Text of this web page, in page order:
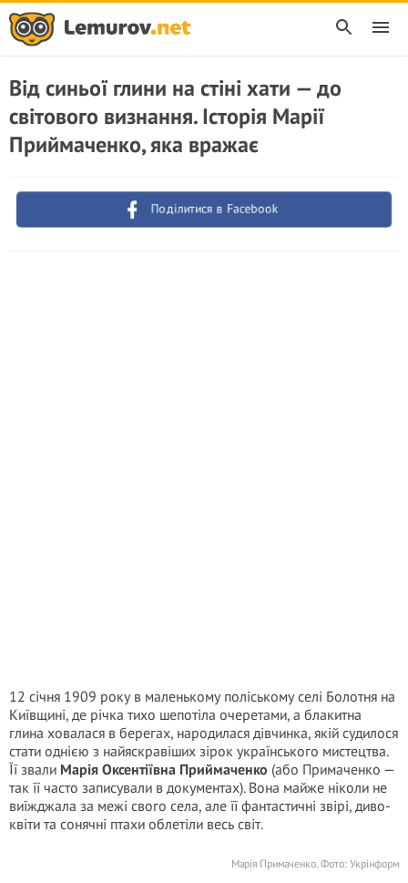
Від синьої глини на стіні хати — до
світового визнання. Історія Марії
Приймаченко, яка вражає
Поділитися в Facebook
12 січня 1909 року в маленькому поліському селі Болотня на
Київщині, де річка тихо шепотіла очеретами, а блакитна
глина ховалася в берегах, народилася дівчинка, якій судилося
стати однією з найяскравіших зірок українського мистецтва.
Її звали Марія Оксентіївна Приймаченко (або Примаченко —
так її часто записували в документах). Вона майже ніколи не
виїжджала за межі свого села, але її фантастичні звірі, диво-
квіти та сонячні птахи облетіли весь світ.
Марія Примаченко. Фото: Укрінформ